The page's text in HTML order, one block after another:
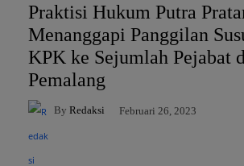
Praktisi Hukum Putra
Menanggapi Panggilan
KPK ke Sejumlah Pejabat
Pemalang
By Redaksi Februari 26, 2023